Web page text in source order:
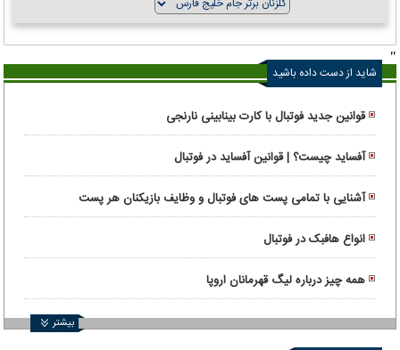
"
شاید از دست داده باشید
قوانین جدید فوتبال با کارت بینابینی نارنجی
آفساید چیست؟ | قوانین آفساید در فوتبال
آشنایی با تمامی پست های فوتبال و وظایف بازیکنان هر پست
انواع هافبک در فوتبال
همه چیز درباره لیگ قهرمانان اروپا
بیشتر